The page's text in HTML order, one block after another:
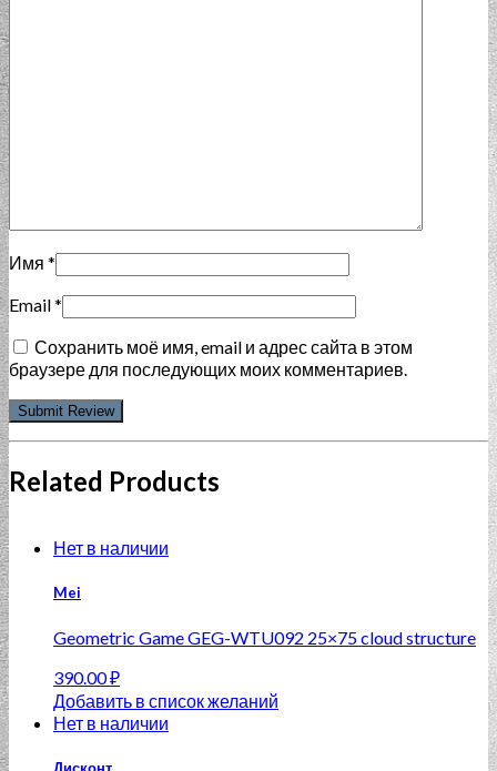
Имя *
Email*
Сохранить моё имя, email и адрес сайта в этом
браузере для последующих моих комментариев.
Related Products
Нет в наличии
Mei
Geometric Game GEG-WTU092 25×75 cloud structure
390.00₽
Добавить в список желаний
Нет в наличии
Дисконт